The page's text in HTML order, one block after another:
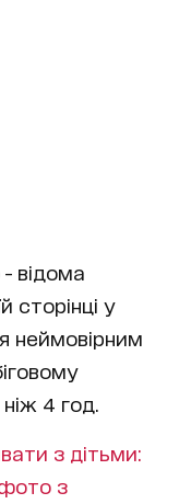
відома
сторінці у
неймовірним
4 год.
з дітьми:
з